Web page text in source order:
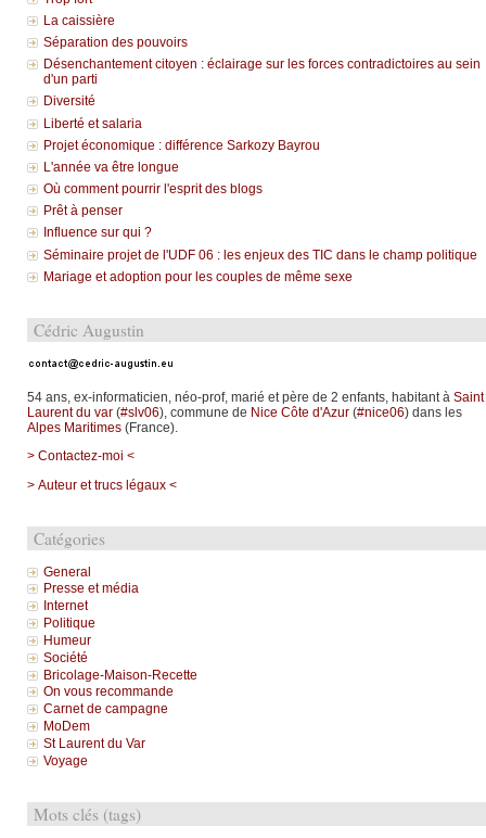
La caissière
Séparation des pouvoirs
Désenchantement citoyen : éclairage sur les forces contradictoires au sein
d'un parti
Diversité
Liberté et salaria
Projet économique : différence Sarkozy Bayrou
L'année va être longue
Où comment pourrir l'esprit des blogs
Prêt à penser
Influence sur qui ?
Séminaire projet de l'UDF 06 : les enjeux des TIC dans le champ politique
Mariage et adoption pour les couples de même sexe
Cédric Augustin
54 ans, ex-informaticien, néo-prof, marié et père de 2 enfants, habitant à Saint
Laurent du var(#slv06), commune de Nice Côte d'Azur(#nice06) dans les
Alpes Maritimes(France).
> Contactez-moi <
> Auteur et trucs légaux <
Catégories
General
Presse et média
Internet
Politique
Humeur
Société
Bricolage-Maison-Recette
On vous recommande
Carnet de campagne
MoDem
St Laurent du Var
Voyage
Mots clés (tags)